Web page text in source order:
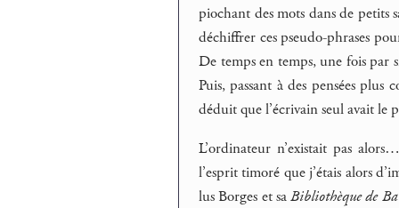
piochant des mots dans de petits
déchiffrer ces pseudo-phrases
De temps en temps, une fois par
Puis, passant à des pensées plus
déduit que l’écrivain seul avait le
L’ordinateur n’existait pas
l’esprit timoré que j’étais alors
lus Borges et saBibliothèque de